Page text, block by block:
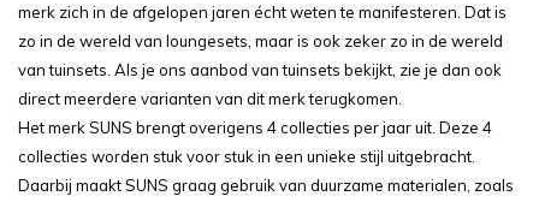
merk zich in de afgelopen jaren écht weten te manifesteren. Dat is
zo in de wereld van loungesets, maar is ook zeker zo in de wereld
van tuinsets. Als je ons aanbod van tuinsets bekijkt, zie je dan ook
direct meerdere varianten van dit merk terugkomen.
Het merk SUNS brengt overigens 4 collecties per jaar uit. Deze 4
collecties worden stuk voor stuk in een unieke stijl uitgebracht.
Daarbij maakt SUNS graag gebruik van duurzame materialen, zoals